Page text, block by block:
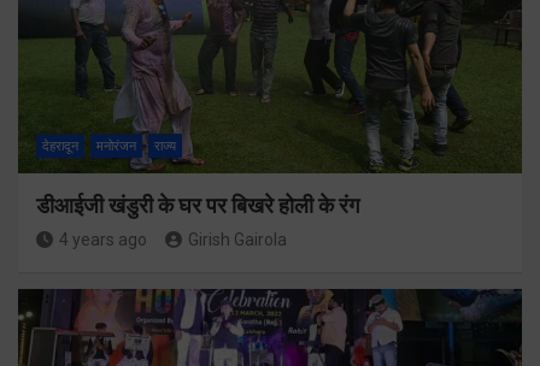
देहरादून मनोरंजन राज्य
डीआईजी खंडुरी के घर पर बिखरे होली के रंग
4 years ago Girish Gairola